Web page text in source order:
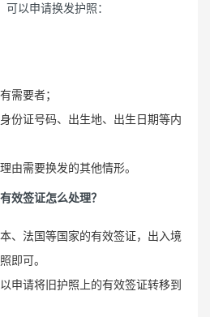
以申请换发护照：
需要者；
份证号码、出生地、出生日期等内
由需要换发的其他情形。
效签证怎么处理？
、法国等国家的有效签证，出入境
即可。
申请将旧护照上的有效签证转移到